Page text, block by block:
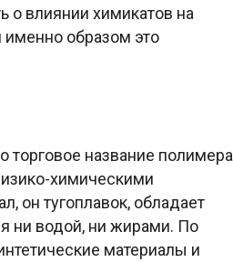
о влиянии химикатов на
именно образом это
название полимера
химическими
он тугоплавок, обладает
ни водой, ни жирами. По
материалы и